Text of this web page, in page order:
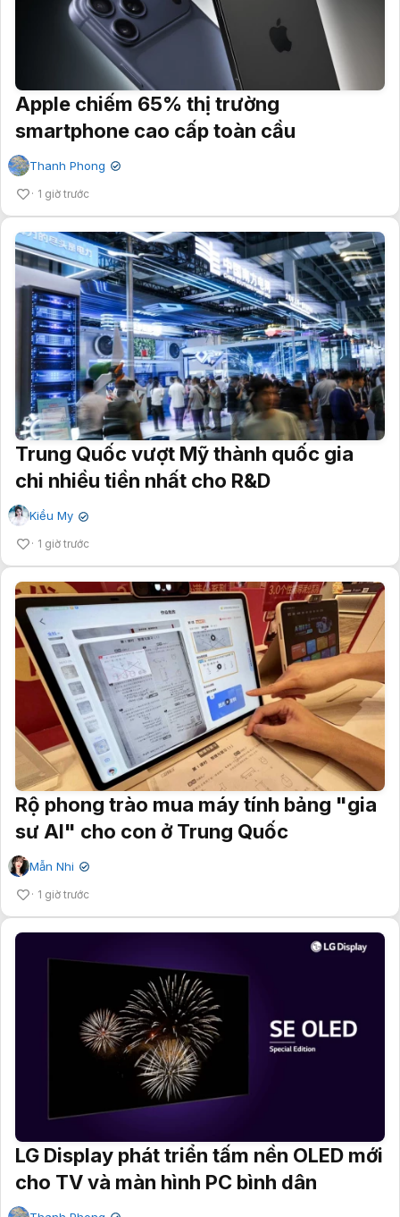
Apple chiếm 65% thị trường
smartphone cao cấp toàn cầu
Thanh Phong ✔
1 giờ trước
Trung Quốc vượt Mỹ thành quốc gia
chi nhiều tiền nhất cho R&D
Kiều My ✔
1 giờ trước
Rộ phong trào mua máy tính bảng "gia
sư AI" cho con ở Trung Quốc
Mẫn Nhi ✔
1 giờ trước
LG Display phát triển tấm nền OLED mới
cho TV và màn hình PC bình dân